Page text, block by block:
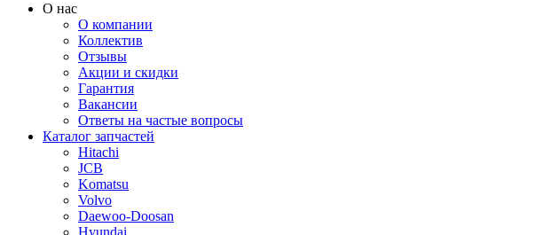
О нас
О компании
Коллектив
Отзывы
Акции и скидки
Гарантия
Вакансии
Ответы на частые вопросы
Каталог запчастей
Hitachi
JCB
Komatsu
Volvo
Daewoo-Doosan
Hyundai